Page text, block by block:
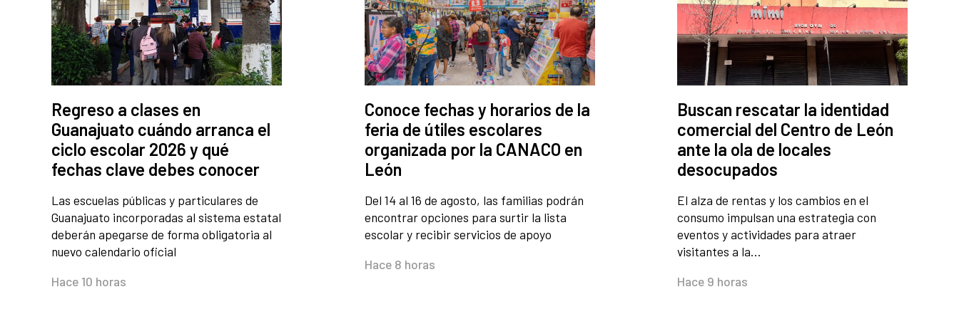
Regreso a clases en
Guanajuato cuándo arranca el
ciclo escolar 2026 y qué
fechas clave debes conocer
Las escuelas públicas y particulares de
Guanajuato incorporadas al sistema estatal
deberán apegarse de forma obligatoria al
nuevo calendario oficial
Hace 10 horas
Conoce fechas y horarios de la
feria de útiles escolares
organizada por la CANACO en
León
Del 14 al 16 de agosto, las familias podrán
encontrar opciones para surtir la lista
escolar y recibir servicios de apoyo
Hace 8 horas
Buscan rescatar la identidad
comercial del Centro de León
ante la ola de locales
desocupados
El alza de rentas y los cambios en el
consumo impulsan una estrategia con
eventos y actividades para atraer
visitantes a la…
Hace 9 horas